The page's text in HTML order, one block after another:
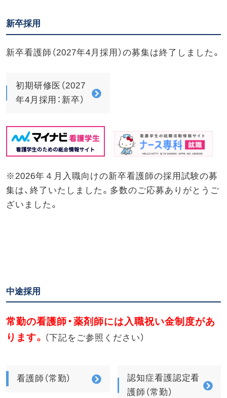
新卒採用
新卒看護師（2027年4月採用）の募集は終了しました。
初期研修医（2027
年4月採用：新卒）
※2026年４月入職向けの新卒看護師の採用試験の募
集は、終了いたしました。多数のご応募ありがとうご
ざいました。
中途採用
常勤の看護師・薬剤師には入職祝い金制度があ
ります。 （下記をご参照ください）
看護師（常勤）
認知症看護認定看
護師（常勤）